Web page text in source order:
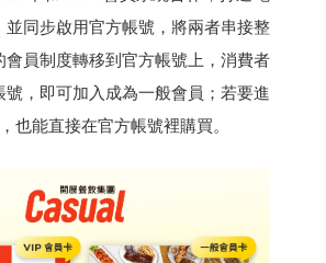
並同步啟用官方帳號，將兩者串接整
會員制度轉移到官方帳號上，消費者
號，即可加入成為一般會員；若要進
也能直接在官方帳號裡購買。